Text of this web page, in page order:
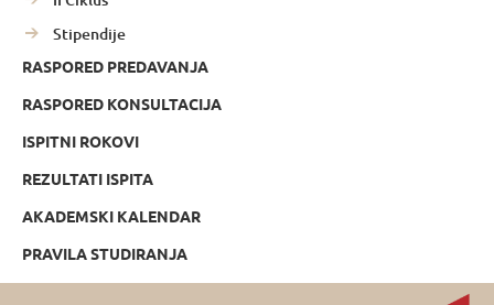
Stipendije
RASPORED PREDAVANJA
RASPORED KONSULTACIJA
ISPITNI ROKOVI
REZULTATI ISPITA
AKADEMSKI KALENDAR
PRAVILA STUDIRANJA